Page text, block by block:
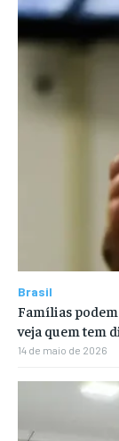
Brasil
Famílias
veja quem tem
14 de maio de 2026